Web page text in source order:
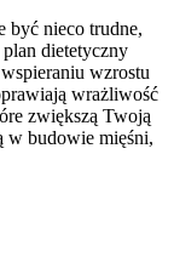
być nieco trudne,
dietetyczny
wzrostu
wrażliwość
zwiększą Twoją
w budowie mięśni,